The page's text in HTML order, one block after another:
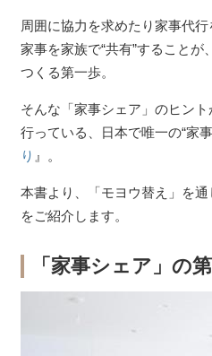
周囲に協力を求めたり家事代
家事を家族で“共有”すること
つくる第一歩。
そんな「家事シェア」のヒン
行っている、日本で唯一の“家
り 』。
本書より、「モヨウ替え」を
をご紹介します。
「家事シェア」の